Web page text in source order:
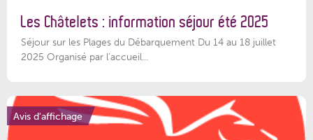
Les Châtelets : information séjour été 2025
Séjour sur les Plages du Débarquement Du 14 au 18 juillet
2025 Organisé par l’accueil...
Avis d'affichage